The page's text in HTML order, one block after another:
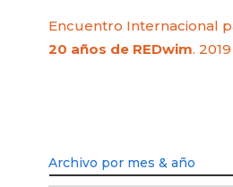
Encuentro Internacional
20 años de REDwim. 2019
Archivo por mes & año